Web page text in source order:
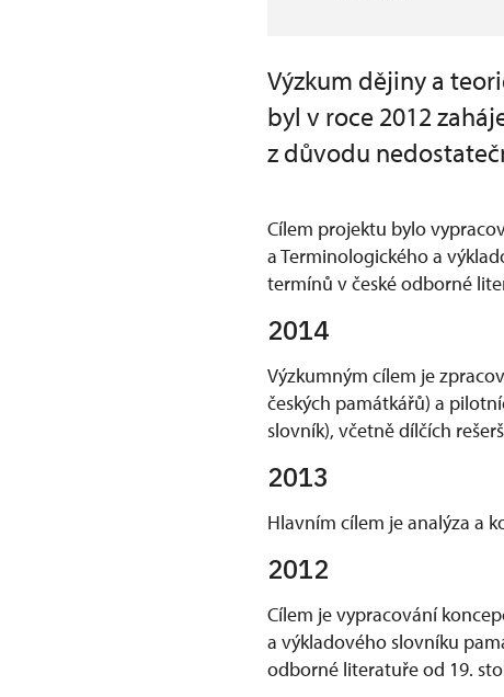
Výzkum dějiny a
byl v roce 2012
z důvodu
Cílem projektu bylo
a Terminologického a
termínů v české odborné
2014
Výzkumným cílem je
českých památkářů) a
slovník), včetně dílčích
2013
Hlavním cílem je analýza a
2012
Cílem je vypracování
a výkladového slovníku
odborné literatuře od 19.